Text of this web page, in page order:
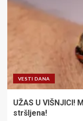
VESTI DANA
UŽAS U VIŠNJICI!
stršljena!